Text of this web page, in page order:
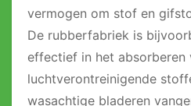
vermogen om stof en
De rubberfabriek is
effectief in het absorberen
luchtverontreinigende
wasachtige bladeren